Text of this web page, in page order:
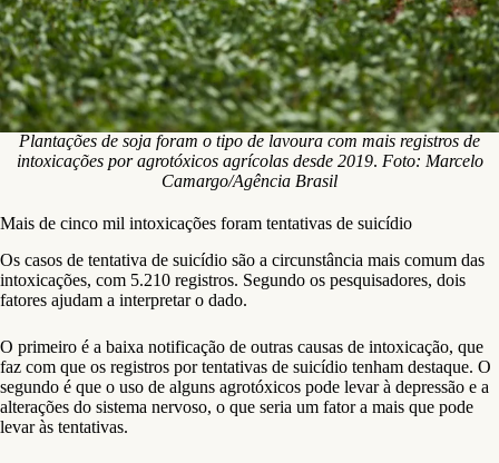
Plantações de soja foram o tipo de lavoura com mais registros de
intoxicações por agrotóxicos agrícolas desde 2019. Foto: Marcelo
Camargo/Agência Brasil
Mais de cinco mil intoxicações foram tentativas de suicídio
Os casos de tentativa de suicídio são a circunstância mais comum das
intoxicações, com 5.210 registros. Segundo os pesquisadores, dois
fatores ajudam a interpretar o dado.
O primeiro é a baixa notificação de outras causas de intoxicação, que
faz com que os registros por tentativas de suicídio tenham destaque. O
segundo é que o uso de alguns agrotóxicos pode levar à depressão e a
alterações do sistema nervoso, o que seria um fator a mais que pode
levar às tentativas.